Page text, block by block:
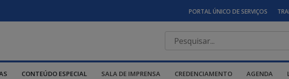
PORTAL ÚNICO DE SERVIÇOS
CONTEÚDO ESPECIAL SALA DE IMPRENSA CREDENCIAMENTO AGENDA